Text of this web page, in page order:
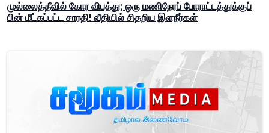
முல்லைத்தீவில் கோர விபத்து; ஒரு மணிநேரப் போராட்டத்துக்குப்
பின் மீட்கப்பட்ட சாரதி! வீதியில் சிதறிய இளநீர்கள்